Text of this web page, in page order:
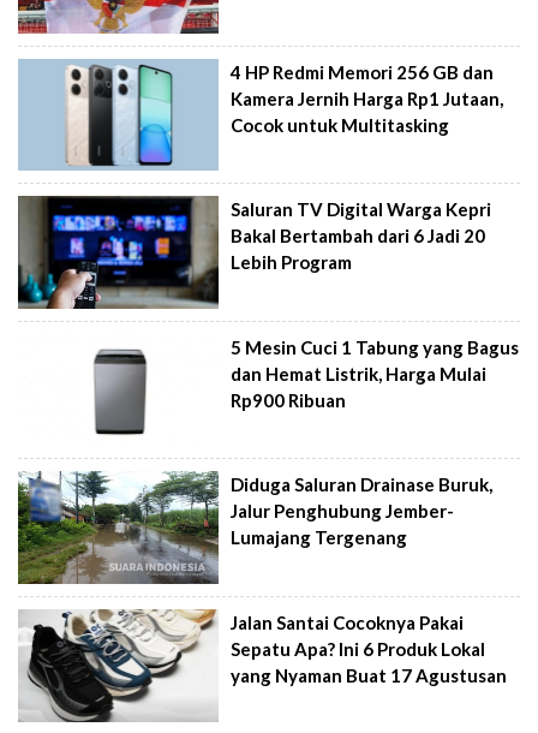
4 HP Redmi Memori 256 GB dan
Kamera Jernih Harga Rp1 Jutaan,
Cocok untuk Multitasking
Saluran TV Digital Warga Kepri
Bakal Bertambah dari 6 Jadi 20
Lebih Program
5 Mesin Cuci 1 Tabung yang Bagus
dan Hemat Listrik, Harga Mulai
Rp900 Ribuan
Diduga Saluran Drainase Buruk,
Jalur Penghubung Jember-
Lumajang Tergenang
Jalan Santai Cocoknya Pakai
Sepatu Apa? Ini 6 Produk Lokal
yang Nyaman Buat 17 Agustusan